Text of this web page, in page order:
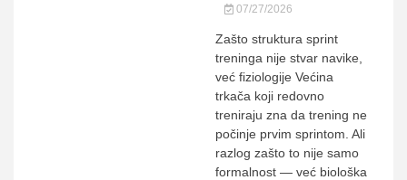
07/27/2026
Zašto struktura sprint
treninga nije stvar navike,
već fiziologije Većina
trkača koji redovno
treniraju zna da trening ne
počinje prvim sprintom. Ali
razlog zašto to nije samo
formalnost — već biološka